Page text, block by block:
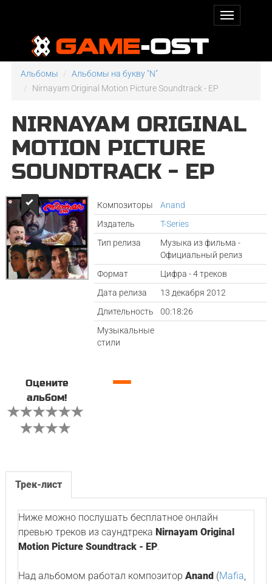
Альбомы
Альбомы на букву "N"
Nirnayam Original Motion Picture Soundtrack - EP
NIRNAYAM ORIGINAL
MOTION PICTURE
SOUNDTRACK - EP
Композиторы
Anand
Издатель
T-Series
Тип релиза
Музыка из фильма -
Официальный релиз
Формат
Цифра - 4 треков
Дата релиза
13 декабря 2012
Длительность
00:18:26
Музыкальные
стили
Оцените
альбом!
—
Трек-лист
Ниже можно послушать бесплатное онлайн
превью треков из саундтрека Nirnayam Original
Motion Picture Soundtrack - EP.
Над альбомом работал композитор Anand(Mafia,